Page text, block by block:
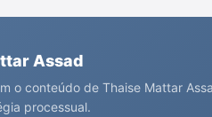
Assad
o conteúdo de Thaise Mattar
processual.